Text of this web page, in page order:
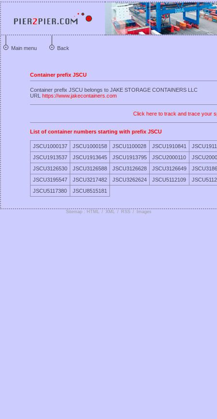
Main menu Back
Container prefix JSCU
Container prefix JSCU belongs to JAKE STORAGE CONTAINERS LLC
URL https://www.jakecontainers.com
Click here to track and trace your
List of container numbers starting with prefix JSCU
JSCU1000137 JSCU1000158 JSCU1100028 JSCU1910841
JSCU1913537
JSCU1913645 JSCU1913795 JSCU2000110
JSCU3126530
JSCU3126588 JSCU3126628 JSCU3126649
JSCU3195547
JSCU3217482 JSCU3262624 JSCU5112109
JSCU5117380
JSCU8515181
Sitemap : HTML / XML / RSS / Images